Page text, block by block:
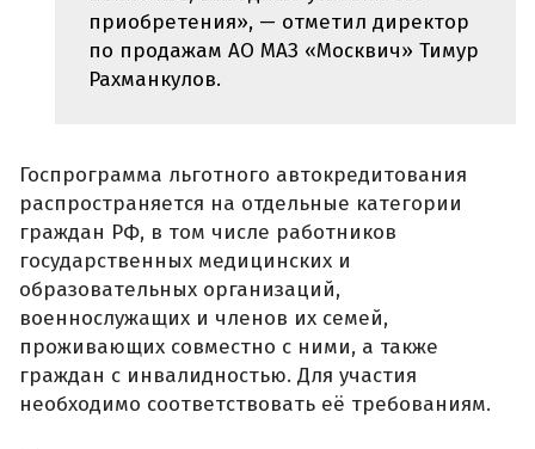
приобретения», — отметил директор
по продажам АО МАЗ «Москвич» Тимур
Рахманкулов.
Госпрограмма льготного автокредитования
распространяется на отдельные категории
граждан РФ, в том числе работников
государственных медицинских и
образовательных организаций,
военнослужащих и членов их семей,
проживающих совместно с ними, а также
граждан с инвалидностью. Для участия
необходимо соответствовать её требованиям.